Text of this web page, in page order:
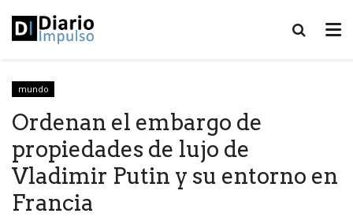
mundo
Ordenan el embargo de
propiedades de lujo de
Vladimir Putin y su entorno en
Francia